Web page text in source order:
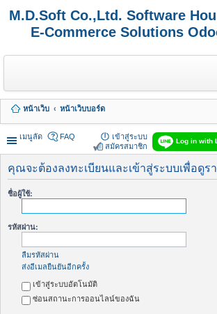
M.D.Soft Co.,Ltd. Software
E-Commerce Solutions
หน้าเว็บ
หน้าเว็บบอร์ด
เมนูลัด
Log in with
FAQ
เข้าสู่ระบบ
สมัครสมาชิก
คุณจะต้องลงทะเบียนและเข้าสู่ระบบเพื่อดูร
ชื่อผู้ใช้:
รหัสผ่าน:
ลืมรหัสผ่าน
ส่งอีเมลยืนยันอีกครั้ง
เข้าสู่ระบบอัตโนมัติ
ซ่อนสถานะการออนไลน์ของฉัน